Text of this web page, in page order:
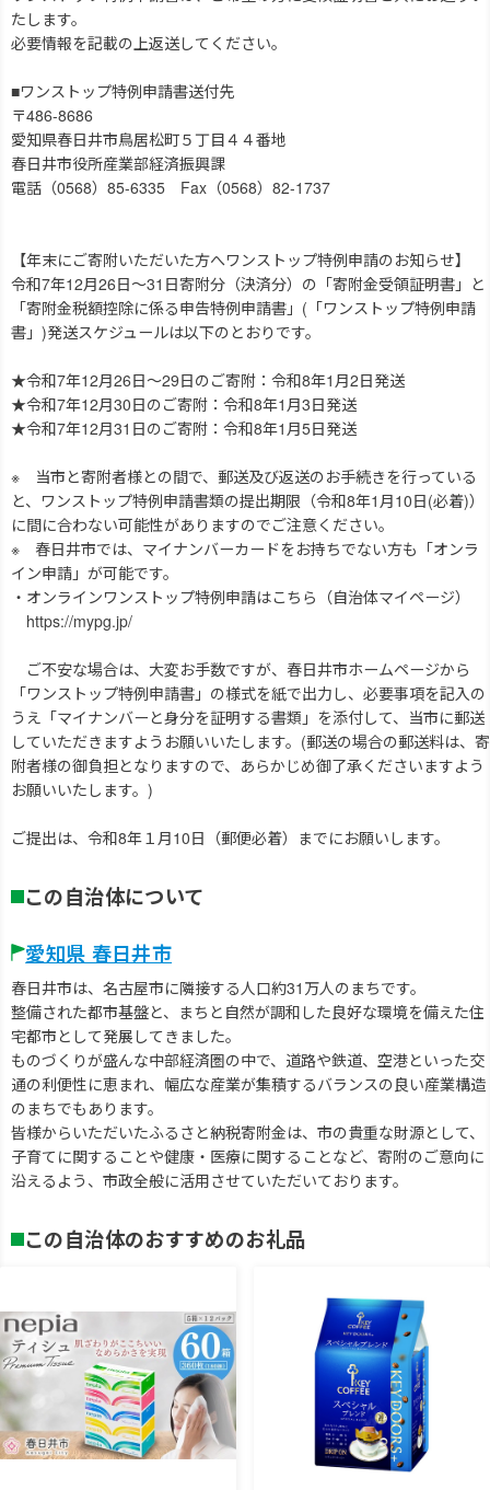
たします。
必要情報を記載の上返送してください。
■ワンストップ特例申請書送付先
〒486-8686
愛知県春日井市鳥居松町５丁目４４番地
春日井市役所産業部経済振興課
電話（0568）85-6335 Fax（0568）82-1737
【年末にご寄附いただいた方へワンストップ特例申請のお知らせ】
令和7年12月26日～31日寄附分（決済分）の「寄附金受領証明書」と
「寄附金税額控除に係る申告特例申請書」(「ワンストップ特例申請
書」)発送スケジュールは以下のとおりです。
★令和7年12月26日～29日のご寄附：令和8年1月2日発送
★令和7年12月30日のご寄附：令和8年1月3日発送
★令和7年12月31日のご寄附：令和8年1月5日発送
※ 当市と寄附者様との間で、郵送及び返送のお手続きを行っている
と、ワンストップ特例申請書類の提出期限（令和8年1月10日(必着)）
に間に合わない可能性がありますのでご注意ください。
※ 春日井市では、マイナンバーカードをお持ちでない方も「オンラ
イン申請」が可能です。
・オンラインワンストップ特例申請はこちら（自治体マイページ）
https://mypg.jp/
ご不安な場合は、大変お手数ですが、春日井市ホームページから
「ワンストップ特例申請書」の様式を紙で出力し、必要事項を記入の
うえ「マイナンバーと身分を証明する書類」を添付して、当市に郵送
していただきますようお願いいたします。(郵送の場合の郵送料は、寄
附者様の御負担となりますので、あらかじめ御了承くださいますよう
お願いいたします。)
ご提出は、令和8年１月10日（郵便必着）までにお願いします。
この自治体について
愛知県 春日井市
春日井市は、名古屋市に隣接する人口約31万人のまちです。
整備された都市基盤と、まちと自然が調和した良好な環境を備えた住
宅都市として発展してきました。
ものづくりが盛んな中部経済圏の中で、道路や鉄道、空港といった交
通の利便性に恵まれ、幅広な産業が集積するバランスの良い産業構造
のまちでもあります。
皆様からいただいたふるさと納税寄附金は、市の貴重な財源として、
子育てに関することや健康・医療に関することなど、寄附のご意向に
沿えるよう、市政全般に活用させていただいております。
この自治体のおすすめのお礼品